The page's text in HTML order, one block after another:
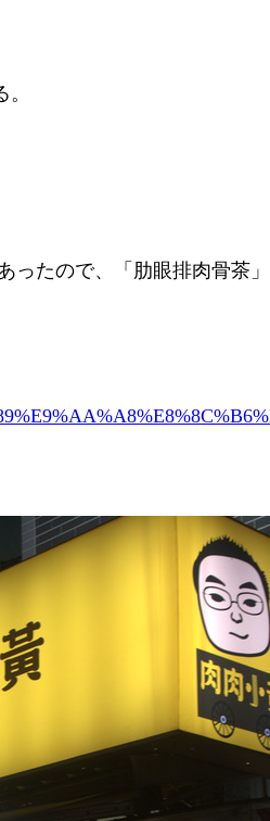
たので、「肋眼排肉骨茶